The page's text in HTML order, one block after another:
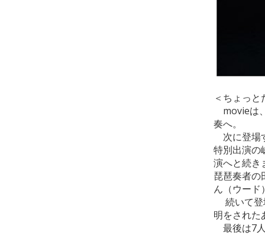
＜ちょっ
movieは
奏へ。
次に登場
特別出演の
演へと続き
琵琶奏者の
ん（ウード
続いて登
明をされた
最後は7